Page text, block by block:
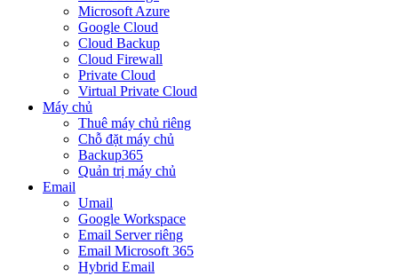
Microsoft Azure
Google Cloud
Cloud Backup
Cloud Firewall
Private Cloud
Virtual Private Cloud
Máy chủ
Thuê máy chủ riêng
Chỗ đặt máy chủ
Backup365
Quản trị máy chủ
Email
Umail
Google Workspace
Email Server riêng
Email Microsoft 365
Hybrid Email